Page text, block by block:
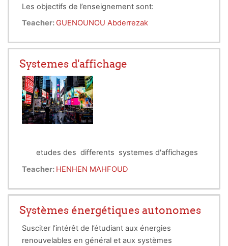
Les objectifs de l’enseignement sont:
Susciter l’intérêt de l’étudiant aux énergies
renouvelables en général et aux systèmes
énergétiquesexploitant l’énergie solaire ou
éolienne en particulier.
Faire acquérir à l’étudiant une
compétence dans le
dimensionnement d’une installation éolienne
ou photovoltaïque.
Teacher: GUENOUNOU Abderrezak
Systemes d'affichage
etudes des differents systemes d'affichages
Teacher: HENHEN MAHFOUD
Systèmes énergétiques autonomes
Susciter l’intérêt de l’étudiant aux énergies
renouvelables en général et aux systèmes